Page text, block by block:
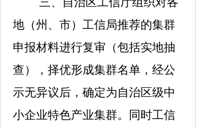
地（州、市）工信局推荐的集群
申报材料进行复审（包括实地抽
查），择优形成集群名单，经公
示无异议后，确定为自治区级中
小企业特色产业集群。同时工信